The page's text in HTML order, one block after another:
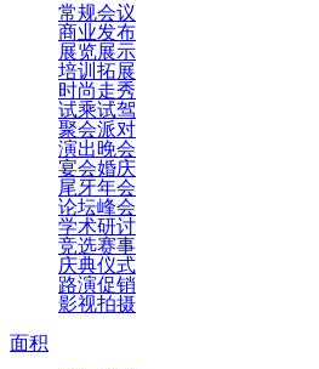
常规会议
商业发布
展览展示
培训拓展
时尚走秀
试乘试驾
聚会派对
演出晚会
宴会婚庆
尾牙年会
论坛峰会
学术研讨
竞选赛事
庆典仪式
路演促销
影视拍摄
面积